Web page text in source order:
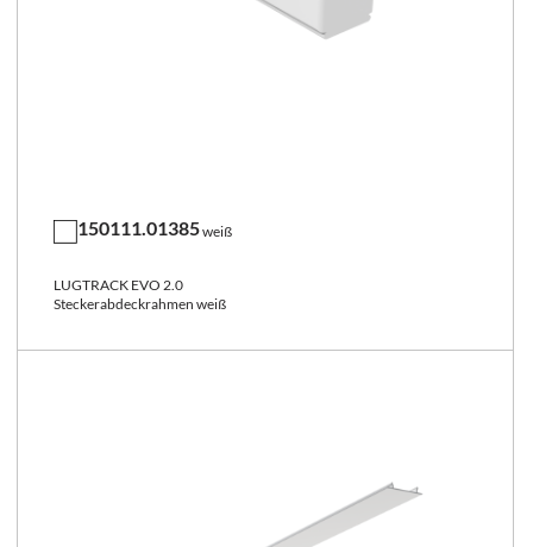
150111.01385weiß
LUGTRACK EVO 2.0
Steckerabdeckrahmen weiß